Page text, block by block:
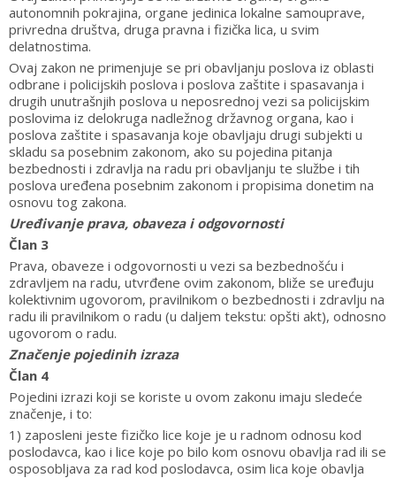
autonomnih pokrajina, organe jedinica lokalne samouprave,
privredna društva, druga pravna i fizička lica, u svim
delatnostima.
Ovaj zakon ne primenjuje se pri obavljanju poslova iz oblasti
odbrane i policijskih poslova i poslova zaštite i spasavanja i
drugih unutrašnjih poslova u neposrednoj vezi sa policijskim
poslovima iz delokruga nadležnog državnog organa, kao i
poslova zaštite i spasavanja koje obavljaju drugi subjekti u
skladu sa posebnim zakonom, ako su pojedina pitanja
bezbednosti i zdravlja na radu pri obavljanju te službe i tih
poslova uređena posebnim zakonom i propisima donetim na
osnovu tog zakona.
Uređivanje prava, obaveza i odgovornosti
Član 3
Prava, obaveze i odgovornosti u vezi sa bezbednošću i
zdravljem na radu, utvrđene ovim zakonom, bliže se uređuju
kolektivnim ugovorom, pravilnikom o bezbednosti i zdravlju na
radu ili pravilnikom o radu (u daljem tekstu: opšti akt), odnosno
ugovorom o radu.
Značenje pojedinih izraza
Član 4
Pojedini izrazi koji se koriste u ovom zakonu imaju sledeće
značenje, i to:
1) zaposleni jeste fizičko lice koje je u radnom odnosu kod
poslodavca, kao i lice koje po bilo kom osnovu obavlja rad ili se
osposobljava za rad kod poslodavca, osim lica koje obavlja